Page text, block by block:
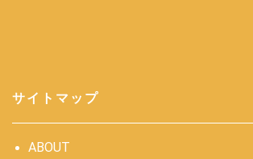
サイトマップ
ABOUT